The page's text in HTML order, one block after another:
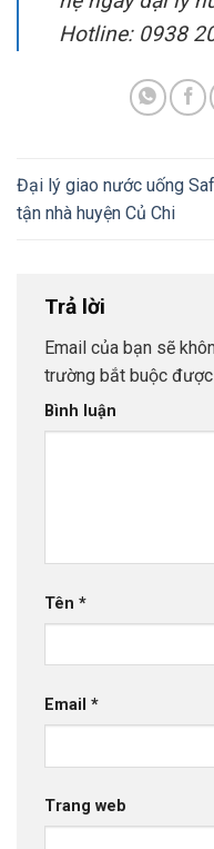
Hotline: 0938
Đại lý giao nước uống
tận nhà huyện Củ Chi
Trả lời
Email của bạn sẽ
trường bắt buộc
Bình luận
Tên *
Email *
Trang web